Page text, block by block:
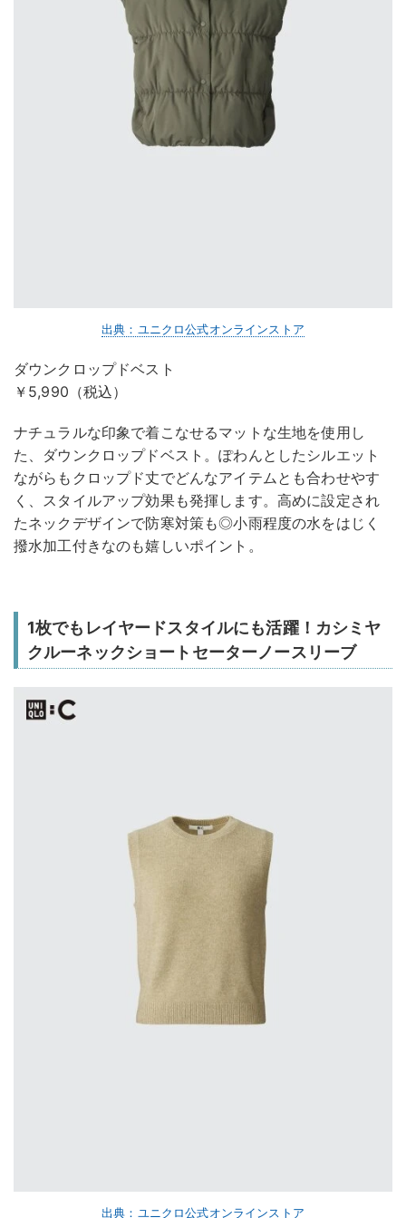
出典：ユニクロ公式オンラインストア
ダウンクロップドベスト
￥5,990（税込）
ナチュラルな印象で着こなせるマットな生地を使用し
た、ダウンクロップドベスト。ぽわんとしたシルエット
ながらもクロップド丈でどんなアイテムとも合わせやす
く、スタイルアップ効果も発揮します。高めに設定され
たネックデザインで防寒対策も◎小雨程度の水をはじく
撥水加工付きなのも嬉しいポイント。
1枚でもレイヤードスタイルにも活躍！カシミヤ
クルーネックショートセーターノースリーブ
出典：ユニクロ公式オンラインストア